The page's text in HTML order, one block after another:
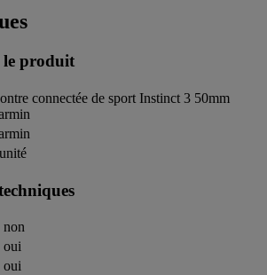
produit
connectée de sport Instinct 3 50mm
non
oui
oui